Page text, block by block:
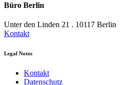
Büro Berlin
Unter den Linden 21 . 10117 Berlin
Kontakt
Legal Notes
Kontakt
Datenschutz